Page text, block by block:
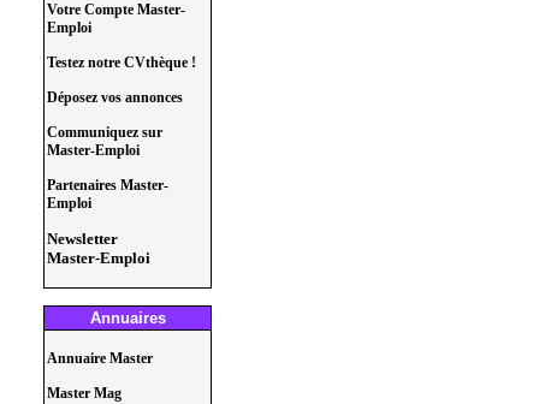
Votre Compte Master-
Emploi
Testez notre CVthèque !
Déposez vos annonces
Communiquez sur
Master-Emploi
Partenaires Master-
Emploi
Newsletter
Master-Emploi
Annuaires
Annuaire Master
Master Mag